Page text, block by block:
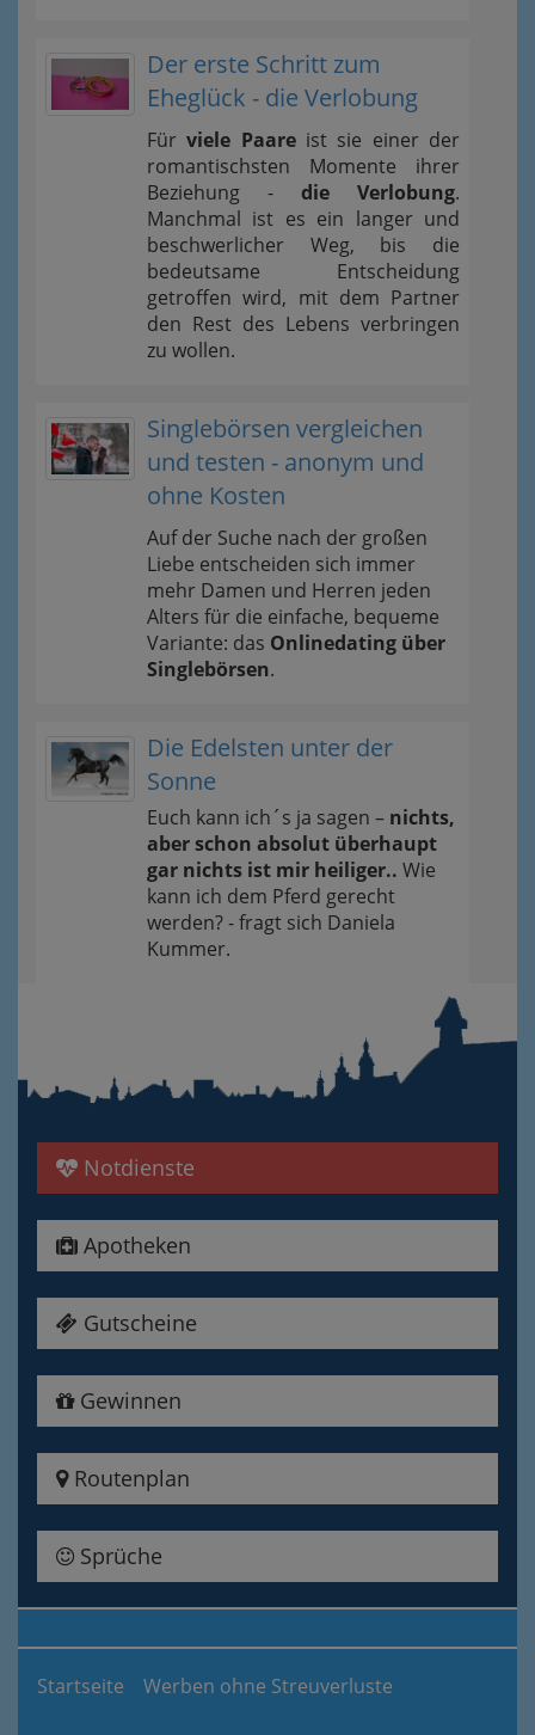
Der erste Schritt zum
Eheglück - die Verlobung
Fürviele Paareist sie einer der
romantischsten Momente ihrer
Beziehung - die Verlobung.
Manchmal ist es ein langer und
beschwerlicher Weg, bis die
bedeutsame Entscheidung
getroffen wird, mit dem Partner
den Rest des Lebens verbringen
zu wollen.
Singlebörsen vergleichen
und testen - anonym und
ohne Kosten
Auf der Suche nach der großen
Liebe entscheiden sich immer
mehr Damen und Herren jeden
Alters für die einfache, bequeme
Variante: das Onlinedating über
Singlebörsen.
Die Edelsten unter der
Sonne
Euch kann ich´s ja sagen – nichts,
aber schon absolut überhaupt
gar nichts ist mir heiliger.. Wie
kann ich dem Pferd gerecht
werden? - fragt sich Daniela
Kummer.
Notdienste
Apotheken
Gutscheine
Gewinnen
Routenplan
Sprüche
Startseite Werben ohne Streuverluste